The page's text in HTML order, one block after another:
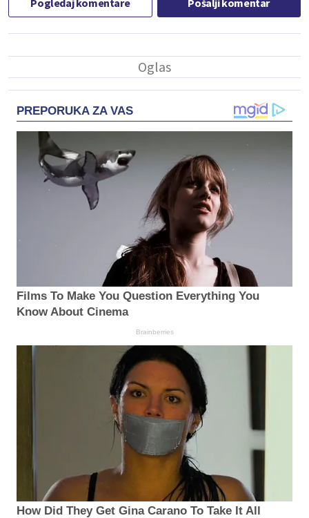
Pogledaj komentare Pošalji komentar
PREPORUKA ZA VAS
Films To Make You Question Everything You
Know About Cinema
Brainberries
How Did They Get Gina Carano To Take It All